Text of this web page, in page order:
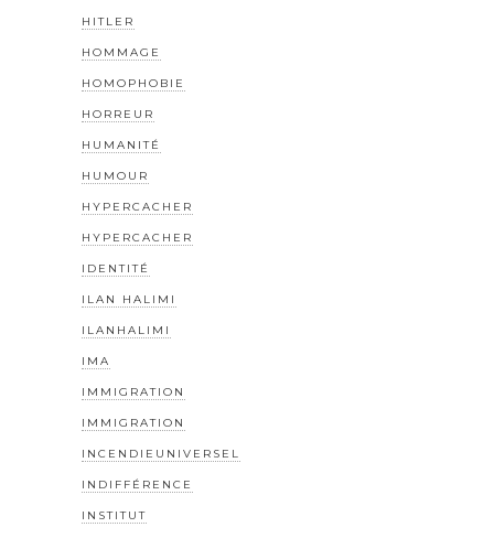
HITLER
HOMMAGE
HOMOPHOBIE
HORREUR
HUMANITÉ
HUMOUR
HYPERCACHER
HYPERCACHER
IDENTITÉ
ILAN HALIMI
ILANHALIMI
IMA
IMMIGRATION
IMMIGRATION
INCENDIEUNIVERSEL
INDIFFÉRENCE
INSTITUT